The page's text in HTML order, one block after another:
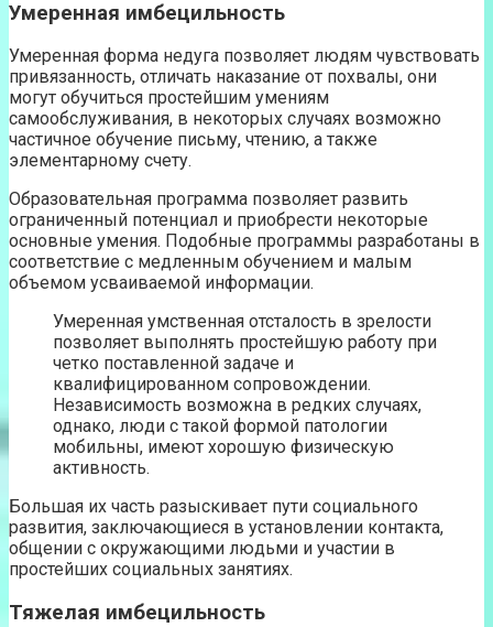
Умеренная имбецильность
Умеренная форма недуга позволяет людям чувствовать
привязанность, отличать наказание от похвалы, они
могут обучиться простейшим умениям
самообслуживания, в некоторых случаях возможно
частичное обучение письму, чтению, а также
элементарному счету.
Образовательная программа позволяет развить
ограниченный потенциал и приобрести некоторые
основные умения. Подобные программы разработаны в
соответствие с медленным обучением и малым
объемом усваиваемой информации.
Умеренная умственная отсталость в зрелости
позволяет выполнять простейшую работу при
четко поставленной задаче и
квалифицированном сопровождении.
Независимость возможна в редких случаях,
однако, люди с такой формой патологии
мобильны, имеют хорошую физическую
активность.
Большая их часть разыскивает пути социального
развития, заключающиеся в установлении контакта,
общении с окружающими людьми и участии в
простейших социальных занятиях.
Тяжелая имбецильность